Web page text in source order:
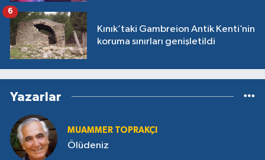
Kınık’taki Gambreion Antik Kenti’nin
koruma sınırları genişletildi
6
Yazarlar
MUAMMER TOPRAKÇI
Ölüdeniz